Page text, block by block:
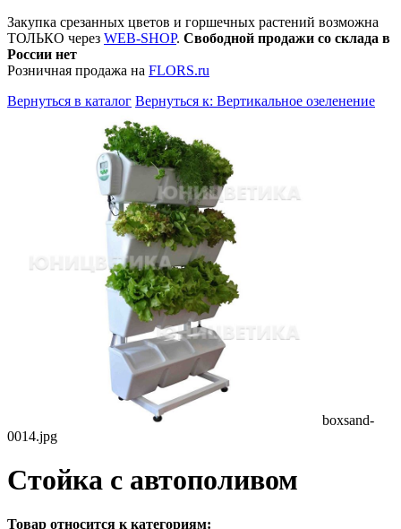
Закупка срезанных цветов и горшечных растений возможна
ТОЛЬКО через WEB-SHOP. Свободной продажи со склада в
России нет
Розничная продажа на FLORS.ru
Вернуться в каталог Вернуться к: Вертикальное озеленение
boxsand-
0014.jpg
Стойка с автополивом
Товар относится к категориям: